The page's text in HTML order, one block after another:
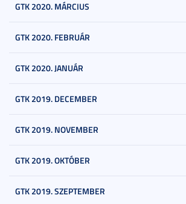
GTK 2020. MÁRCIUS
GTK 2020. FEBRUÁR
GTK 2020. JANUÁR
GTK 2019. DECEMBER
GTK 2019. NOVEMBER
GTK 2019. OKTÓBER
GTK 2019. SZEPTEMBER